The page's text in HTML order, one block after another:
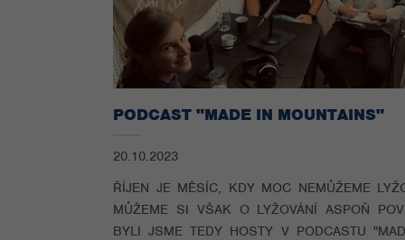
PODCAST "MADE IN MOUNTAINS"
20.10.2023
ŘÍJEN JE MĚSÍC, KDY MOC NEMŮŽEME
MŮŽEME SI VŠAK O LYŽOVÁNÍ ASPOŇ
BYLI JSME TEDY HOSTY V PODCASTU